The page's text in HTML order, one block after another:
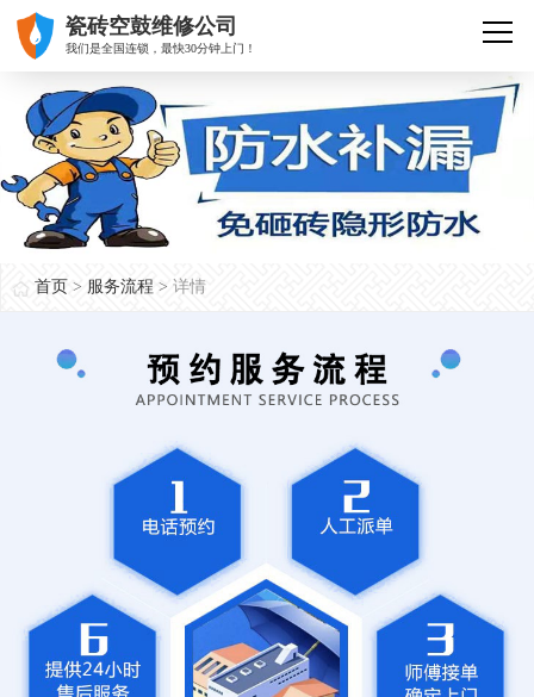
瓷砖空鼓维修公司
我们是全国连锁，最快30分钟上门！
首页 > 服务流程 > 详情